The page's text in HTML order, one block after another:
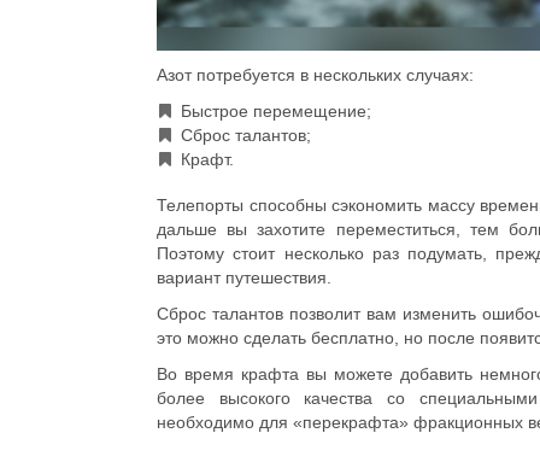
Азот потребуется в нескольких случаях:
Быстрое перемещение;
Сброс талантов;
Крафт.
Телепорты способны сэкономить массу
дальше вы захотите переместиться, тем
Поэтому стоит несколько раз подумать,
вариант путешествия.
Сброс талантов позволит вам изменить
это можно сделать бесплатно, но после
Во время крафта вы можете добавить
более высокого качества со
необходимо для «перекрафта» фракционных